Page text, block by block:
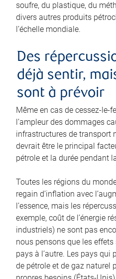
soufre, du plastique, du
divers autres produits
l’échelle mondiale.
Des
déjà sentir,
sont à prévoir
Même en cas de cessez-le-
l’ampleur des dommages
infrastructures de transport
devrait être le principal
pétrole et la durée pendant
Toutes les régions du
regain d’inflation avec
l’essence, mais les
exemple, coût de l’énergie
industriels) ne sont pas
nous pensons que les effets
pays à l’autre. Les pays
de pétrole et de gaz naturel